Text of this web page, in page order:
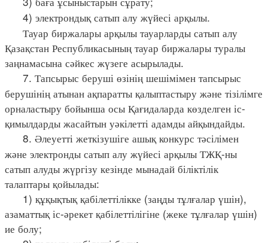
4) электрондық сатып алу жүйесі арқылы.
Тауар биржалары арқылы тауарларды сатып алу
Қазақстан Республикасының тауар биржалары туралы
заңнамасына сәйкес жүзеге асырылады.
7. Тапсырыс беруші өзінің шешімімен тапсырыс
берушінің атынан ақпаратты қалыптастыру және тізілімге
орналастыру бойынша осы Қағидаларда көзделген іс-
қимылдарды жасайтын уәкілетті адамды айқындайды.
8. Әлеуетті жеткізушіге ашық конкурс тәсілімен
және электронды сатып алу жүйесі арқылы ТЖҚ-ны
сатып алуды жүргізу кезінде мынадай біліктілік
талаптары қойылады:
1) құқықтық қабілеттілікке (заңды тұлғалар үшін),
азаматтық іс-әрекет қабілеттілігіне (жеке тұлғалар үшін)
ие болу;